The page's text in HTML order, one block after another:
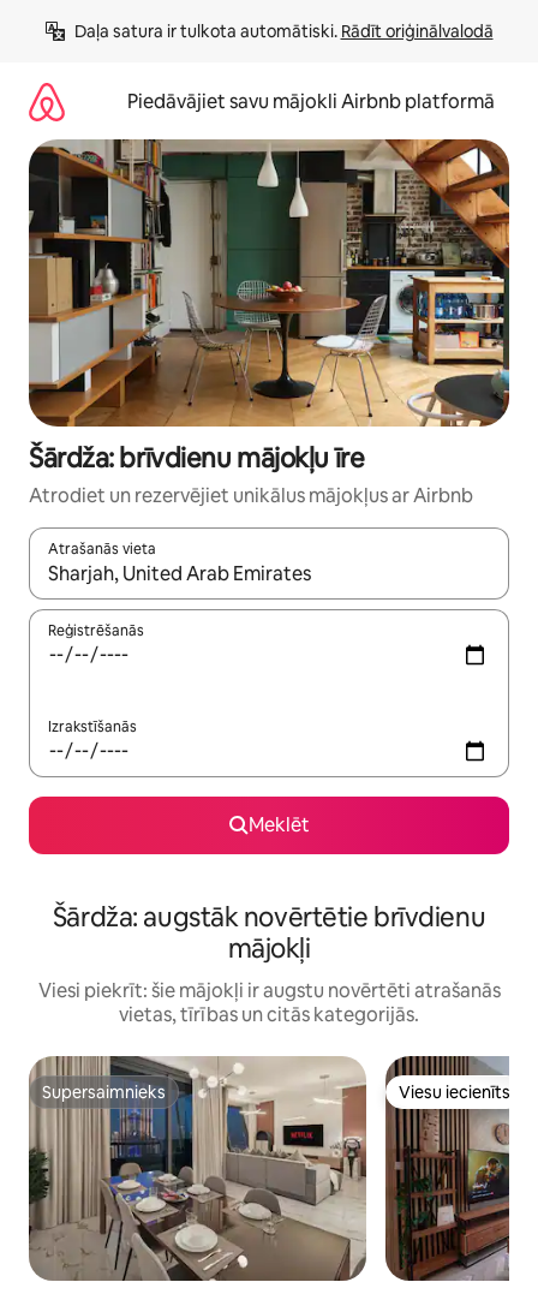
saturu
Daļa satura ir tulkota automātiski. Rādīt oriģinālvalodā
Piedāvājiet savu mājokli Airbnb platformā
Šārdža: brīvdienu mājokļu īre
Atrodiet un rezervējiet unikālus mājokļus ar Airbnb
Atrašanās vieta
Kad rezultāti kļūs pieejami, izmantojiet bultiņu uz augšu un
Reģistrēšanās
Izrakstīšanās
Meklēt
Šārdža: augstāk novērtētie brīvdienu
mājokļi
Viesi piekrīt: šie mājokļi ir augstu novērtēti atrašanās
vietas, tīrības un citās kategorijās.
Supersaimnieks
Supersaimnieks Viesu iecienīts
Viesu iecienīts